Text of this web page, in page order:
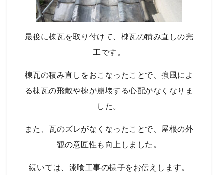
最後に棟瓦を取り付けて、棟瓦の積み直しの完
工です。
棟瓦の積み直しをおこなったことで、強風によ
る棟瓦の飛散や棟が崩壊する心配がなくなりま
した。
また、瓦のズレがなくなったことで、屋根の外
観の意匠性も向上しました。
続いては、漆喰工事の様子をお伝えします。